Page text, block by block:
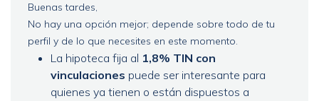
Buenas tardes,
No hay una opción mejor; depende sobre todo de tu
perfil y de lo que necesites en este momento.
La hipoteca fija al 1,8% TIN con
vinculaciones puede ser interesante para
quienes ya tienen o están dispuestos a